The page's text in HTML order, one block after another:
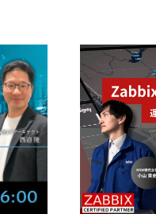
化データ活用 自動化社内イ
ータマネジメントクラウドセ